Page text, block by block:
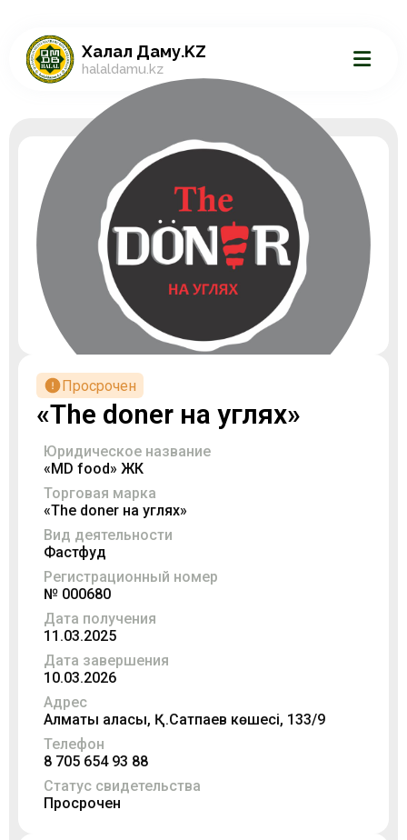
Халал Даму.KZ
halaldamu.kz
Просрочен
«The doner на углях»
Юридическое название
«МD food» ЖК
Торговая марка
«The doner на углях»
Вид деятельности
Фастфуд
Регистрационный номер
№ 000680
Дата получения
11.03.2025
Дата завершения
10.03.2026
Адрес
Алматы қаласы, Қ.Сатпаев көшесі, 133/9
Телефон
8 705 654 93 88
Статус свидетельства
Просрочен